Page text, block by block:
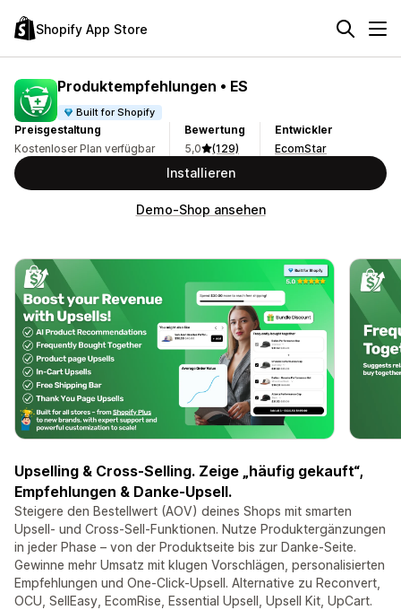
Shopify App Store
Produktempfehlungen • ES
Built for Shopify
Preisgestaltung
Kostenloser Plan verfügbar
Bewertung
5,0
(129)
Entwickler
EcomStar
Installieren
Demo-Shop ansehen
Upselling & Cross-Selling. Zeige „häufig gekauft“,
Empfehlungen & Danke-Upsell.
Steigere den Bestellwert (AOV) deines Shops mit smarten
Upsell- und Cross-Sell-Funktionen. Nutze Produktergänzungen
in jeder Phase – von der Produktseite bis zur Danke-Seite.
Gewinne mehr Umsatz mit klugen Vorschlägen, personalisierten
Empfehlungen und One-Click-Upsell. Alternative zu Reconvert,
OCU, SellEasy, EcomRise, Essential Upsell, Upsell Kit, UpCart.